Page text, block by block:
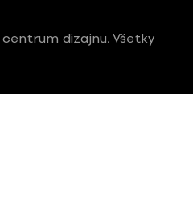
dizajnu, Všetky